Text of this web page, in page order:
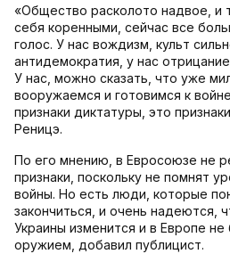
«Общество расколото надвое, и
себя коренными, сейчас все
голос. У нас вождизм, культ
антидемократия, у нас
У нас, можно сказать, что уже
вооружаемся и готовимся к
признаки диктатуры, это
Реницэ.
По его мнению, в Евросоюзе не
признаки, поскольку не помнят
войны. Но есть люди, которые
закончиться, и очень надеются,
Украины изменится и в Европе не
оружием, добавил публицист.